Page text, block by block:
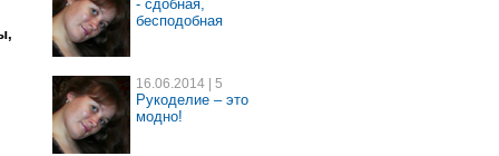
- сдобная,
бесподобная
16.06.2014 | 5
Рукоделие – это
модно!